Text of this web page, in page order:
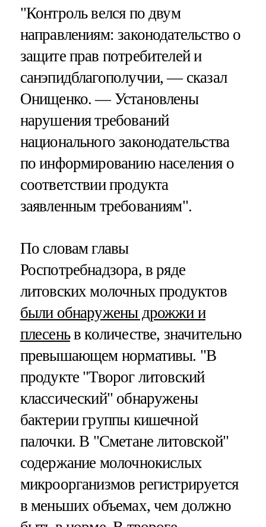
"Контроль велся по двум
направлениям: законодательство о
защите прав потребителей и
санэпидблагополучии, — сказал
Онищенко. — Установлены
нарушения требований
национального законодательства
по информированию населения о
соответствии продукта
заявленным требованиям".
По словам главы
Роспотребнадзора, в ряде
литовских молочных продуктов
были обнаружены дрожжи и
плесеньв количестве, значительно
превышающем нормативы. "В
продукте "Творог литовский
классический" обнаружены
бактерии группы кишечной
палочки. В "Сметане литовской"
содержание молочнокислых
микроорганизмов регистрируется
в меньших объемах, чем должно